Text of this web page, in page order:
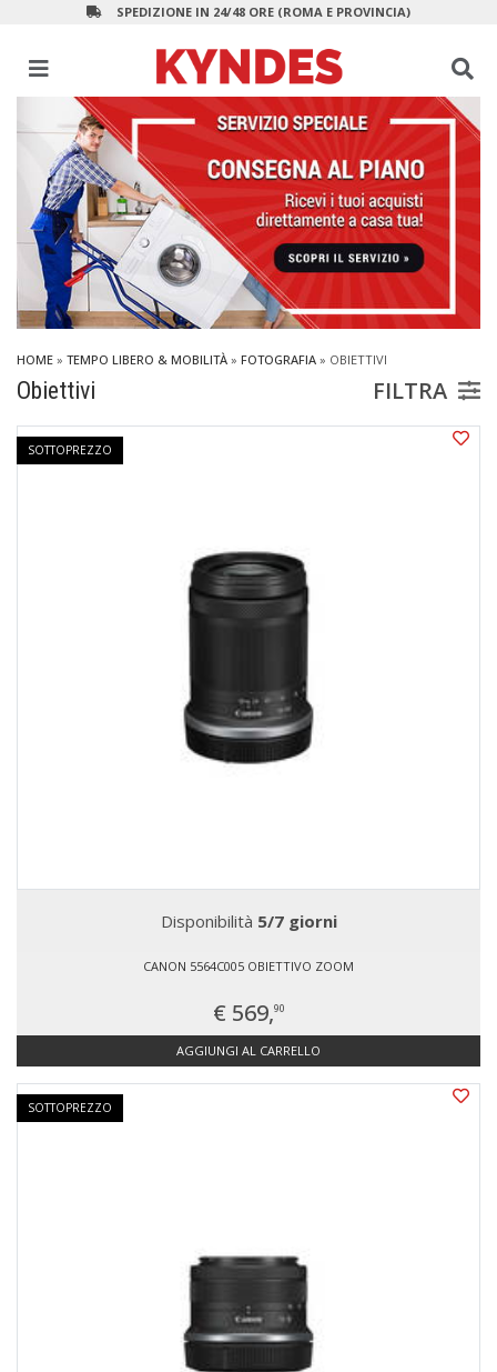
SPEDIZIONE IN 24/48 ORE (ROMA E PROVINCIA)
HOME » TEMPO LIBERO & MOBILITÀ » FOTOGRAFIA » OBIETTIVI
Obiettivi FILTRA
SOTTOPREZZO
Disponibilità 5/7 giorni
CANON 5564C005 OBIETTIVO ZOOM
€ 569,90
AGGIUNGI AL CARRELLO
SOTTOPREZZO